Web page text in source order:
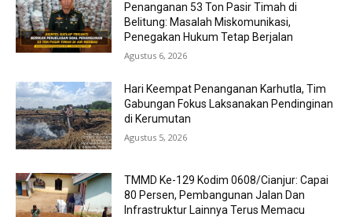
Penanganan 53 Ton Pasir Timah di
Belitung: Masalah Miskomunikasi,
Penegakan Hukum Tetap Berjalan
Agustus 6, 2026
Hari Keempat Penanganan Karhutla, Tim
Gabungan Fokus Laksanakan Pendinginan
di Kerumutan
Agustus 5, 2026
TMMD Ke-129 Kodim 0608/Cianjur: Capai
80 Persen, Pembangunan Jalan Dan
Infrastruktur Lainnya Terus Memacu